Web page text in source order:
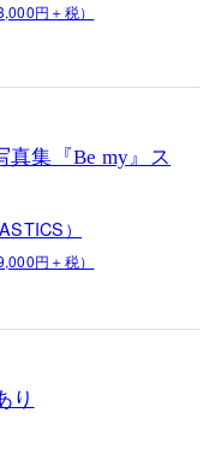
円＋税）
真集『Be my』ス
）
円＋税）
り